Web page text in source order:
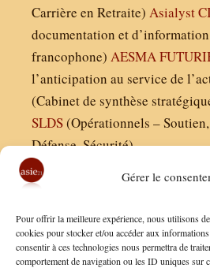
Gérer le
Pour offrir la meilleure expérience, nous utilisons
cookies pour stocker et/ou accéder aux
consentir à ces technologies nous permettra de
comportement de navigation ou les ID uniques sur
Carrière en Retraite) Asialyst
documentation et
francophone) AESMA
l’anticipation au service de
(Cabinet de synthèse
SLDS(Opérationnels –
Défense, Sécurité)
Finaldées EURL
Siège social : 13 avenue